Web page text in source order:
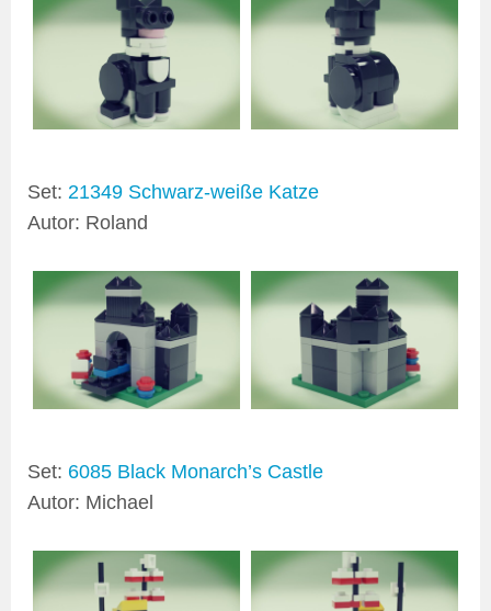
Set: 21349 Schwarz-weiße Katze
Autor: Roland
Set: 6085 Black Monarch’s Castle
Autor: Michael